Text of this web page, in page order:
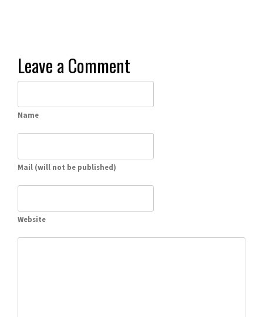
Leave a Comment
Name
Mail (will not be published)
Website